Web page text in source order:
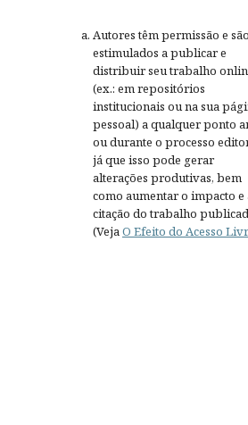
Autores têm permissão e
estimulados a publicar e
distribuir seu trabalho
(ex.: em repositórios
institucionais ou na sua
pessoal) a qualquer ponto
ou durante o processo
já que isso pode gerar
alterações produtivas, bem
como aumentar o impacto e
citação do trabalho
(VejaO Efeito do Acesso